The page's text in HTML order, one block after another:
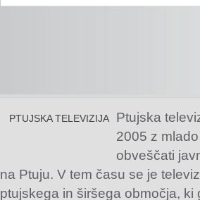
PTUJSKA TELEVIZIJA
Ptujska
2005 z
obveščati
na Ptuju. V tem času se je
ptujskega in širšega območja,